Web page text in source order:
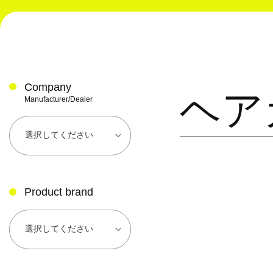
ヘ
Company
Manufacturer/Dealer
Product brand